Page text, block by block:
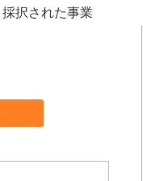
択された事業